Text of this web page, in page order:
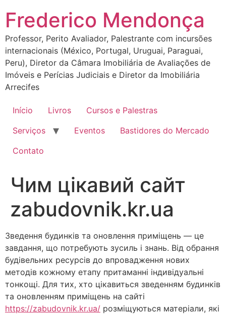
para
conteúdo
Frederico Mendonça
Professor, Perito Avaliador, Palestrante com incursões
internacionais (México, Portugal, Uruguai, Paraguai,
Peru), Diretor da Câmara Imobiliária de Avaliações de
Imóveis e Perícias Judiciais e Diretor da Imobiliária
Arrecifes
Início Livros
Cursos e Palestras
Serviços
Eventos
Bastidores do Mercado
Contato
Чим цікавий сайт
zabudovnik.kr.ua
Зведення будинків та оновлення приміщень — це
завдання, що потребують зусиль і знань. Від обрання
будівельних ресурсів до впровадження нових
методів кожному етапу притаманні індивідуальні
тонкощі. Для тих, хто цікавиться зведенням будинків
та оновленням приміщень на сайті
https://zabudovnik.kr.ua/ розміщуються матеріали, які